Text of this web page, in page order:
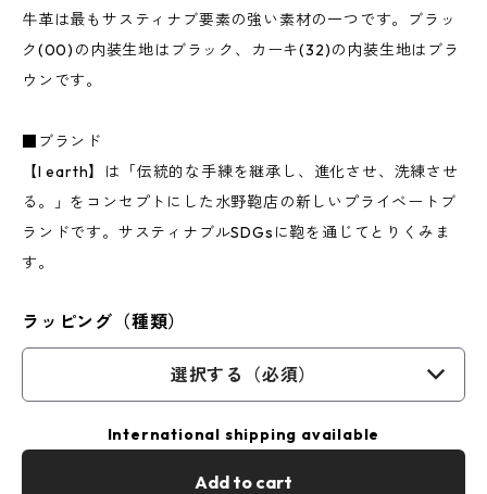
牛革は最もサスティナブ要素の強い素材の一つです。ブラッ
ク(00)の内装生地はブラック、カーキ(32)の内装生地はブラ
ウンです。
■ブランド
【I earth】は「伝統的な手練を継承し、進化させ、洗練させ
る。」をコンセプトにした水野鞄店の新しいプライベートブ
ランドです。サスティナブルSDGsに鞄を通じてとりくみま
す。
ラッピング（種類）
選択する（必須）
International shipping available
Add to cart